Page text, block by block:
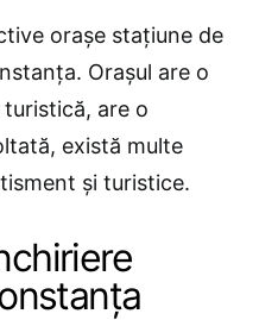
orașe stațiune de
Orașul are o
are o
există multe
și turistice.